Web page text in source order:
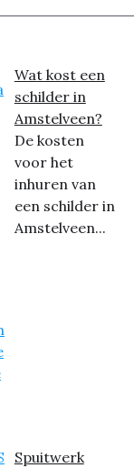
Wat kost een
schilder in
Amstelveen?
De kosten
voor het
inhuren van
een schilder in
Amstelveen...
Spuitwerk